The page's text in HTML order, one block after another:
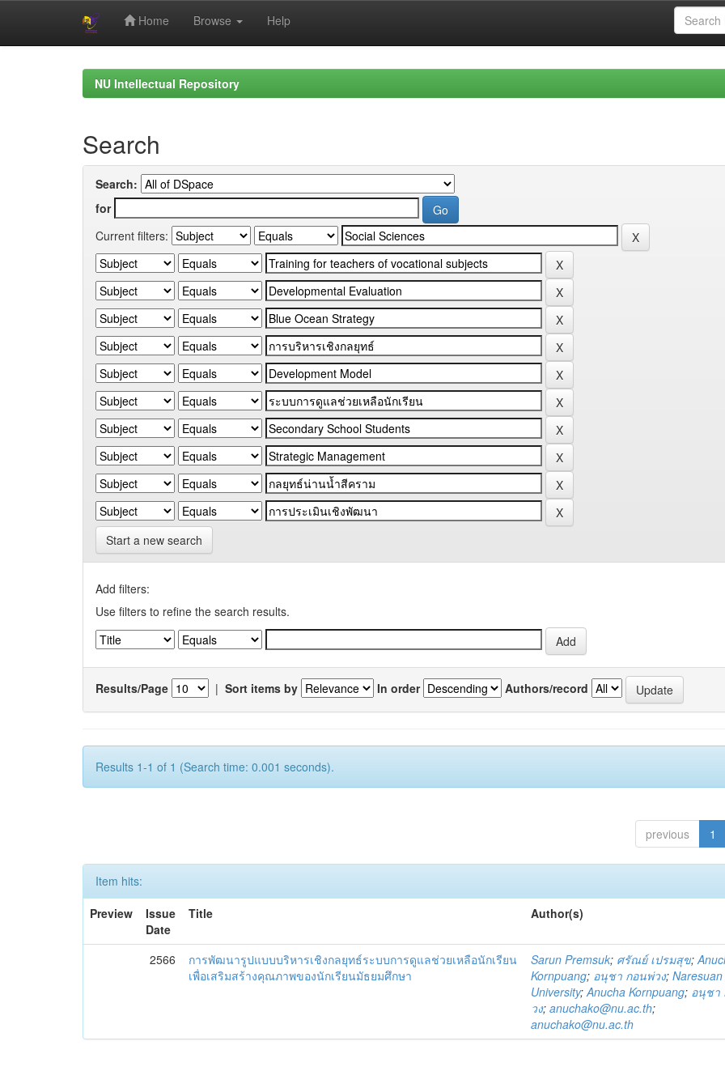
Home Browse Help
NU Intellectual Repository
Search
Search:
for
Current filters:
Start a new search
Add filters:
Use filters to refine the search results.
Results/Page | Sort items by In order Authors/record
Results 1-1 of 1 (Search time: 0.001 seconds).
previous 1
Item hits:
Preview
Issue
Date
Title Author(s)
2566
การพัฒนารูปแบบบริหารเชิงกลยุทธ์ระบบการดูแลช่วยเหลือนักเรียน
เพื่อเสริมสร้างคุณภาพของนักเรียนมัธยมศึกษา
Sarun Premsuk; ศรัณย์ เปรมสุข;
Kornpuang; อนุชา กอนพ่วง;Naresuan
University;Anucha Kornpuang; อนุชา
วง;anuchako@nu.ac.th;
anuchako@nu.ac.th